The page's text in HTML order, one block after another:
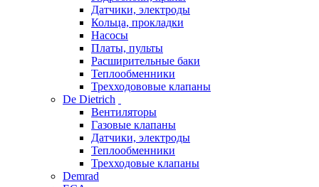
Датчики, электроды
Кольца, прокладки
Насосы
Платы, пульты
Расширительные баки
Теплообменники
Трехходововые клапаны
De Dietrich
Вентиляторы
Газовые клапаны
Датчики, электроды
Теплообменники
Трехходовые клапаны
Demrad